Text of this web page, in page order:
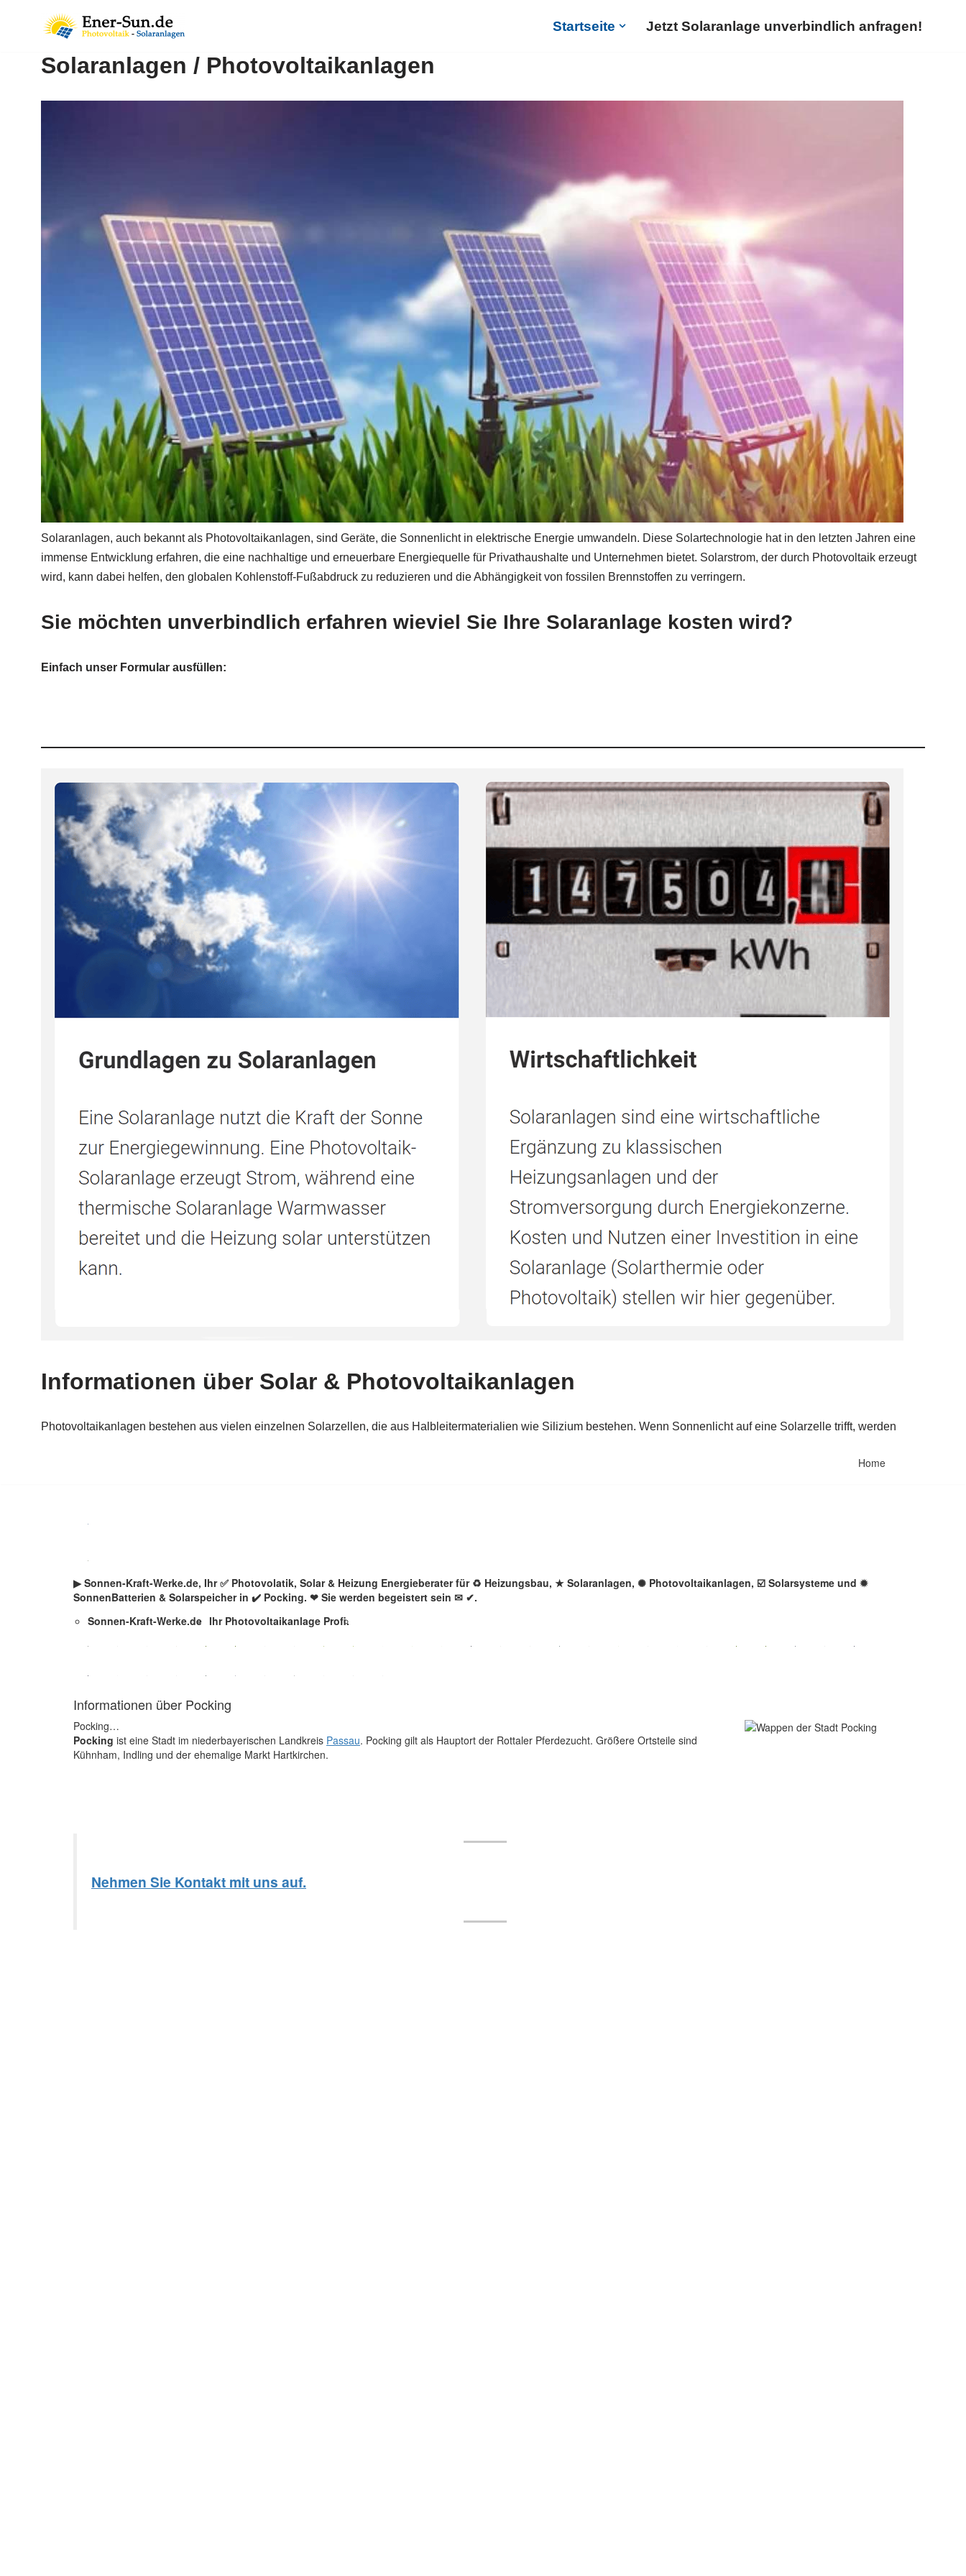
Home
▶︎ Sonnen-Kraft-Werke.de, Ihr ✅ Photovolatik, Solar & Heizung Energieberater für ♻ Heizungsbau, ★ Solaranlagen, ✺ Photovoltaikanlagen, ☑️ Solarsysteme und ✹
SonnenBatterien & Solarspeicher in ✔️ Pocking. ❤ Sie werden begeistert sein ✉ ✔.
Sonnen-Kraft-Werke.de Ihr Photovoltaikanlage Profi.
Informationen über Pocking
Pocking…
Pocking ist eine Stadt im niederbayerischen Landkreis Passau. Pocking gilt als Hauptort der Rottaler Pferdezucht. Größere Ortsteile sind
Kühnham, Indling und der ehemalige Markt Hartkirchen.
Nehmen Sie Kontakt mit uns auf.